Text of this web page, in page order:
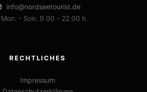
info@nordseetourist.de
Mon. - Son. 9.00 - 22.00 h
RECHTLICHES
Impressum